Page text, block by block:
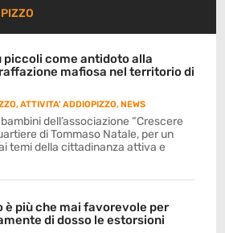
piccoli come antidoto alla
mafiosa nel territorio di
,ATTIVITA' ADDIOPIZZO,NEWS
dell’associazione “Crescere
di Tommaso Natale, per un
temi della cittadinanza attiva e
è più che mai favorevole per
di dosso le estorsioni